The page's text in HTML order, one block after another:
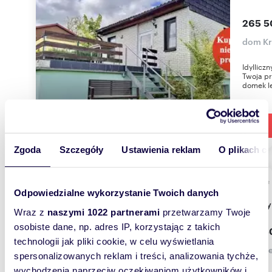
Zgoda Szczegóły Ustawienia reklam O plikach
Odpowiedzialne wykorzystanie Twoich danych
Wraz z naszymi 1022 partnerami przetwarzamy Twoje
osobiste dane, np. adres IP, korzystając z takich
technologii jak pliki cookie, w celu wyświetlania
spersonalizowanych reklam i treści, analizowania tychże,
265
dom
Twoja
domek
2
382
dom